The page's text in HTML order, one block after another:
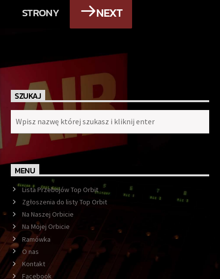
STRONY NEXT
SZUKAJ
MENU
Lista Przebojów Top Orbit
Zgłoszenia do listy Top Orbit
Na Naszej Orbicie
Na Mojej Orbicie
Ramówka
O nas
Kontakt
Facebook